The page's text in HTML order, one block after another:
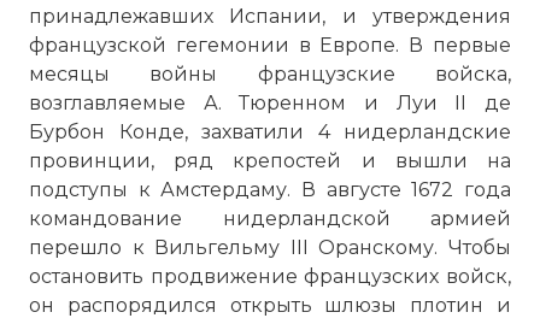
принадлежавших Испании, и утверждения
французской гегемонии в Европе. В первые
месяцы войны французские войска,
возглавляемые А. Тюренном и Луи II де
Бурбон Конде, захватили 4 нидерландские
провинции, ряд крепостей и вышли на
подступы к Амстердаму. В августе 1672 года
командование нидерландской армией
перешло к Вильгельму III Оранскому. Чтобы
остановить продвижение французских войск,
он распорядился открыть шлюзы плотин и